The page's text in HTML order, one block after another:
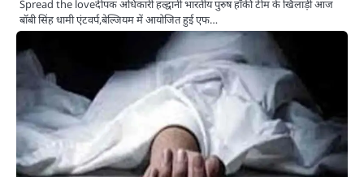
Spread the loveदीपक अधिकारी हल्द्वानी भारतीय पुरुष हॉकी टीम के खिलाड़ी आज
बॉबी सिंह धामी एंटवर्प,बेल्जियम में आयोजित हुई एफ…